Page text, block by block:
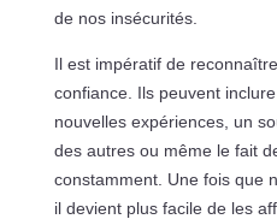
de nos insécurités.
Il est impératif de
confiance. Ils peuvent
nouvelles expériences, un
des autres ou même le fait
constamment. Une fois que
il devient plus facile de les